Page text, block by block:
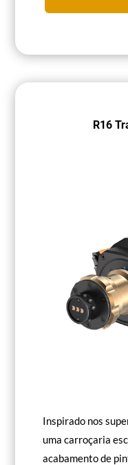
R16
Inspirado nos
uma carroçaria
acabamento de